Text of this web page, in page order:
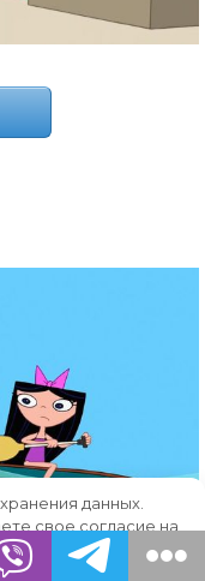
данных.
свое согласие на
OK